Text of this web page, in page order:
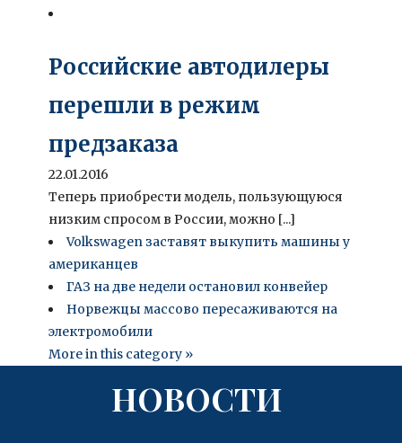
Российские автодилеры
перешли в режим
предзаказа
22.01.2016
Теперь приобрести модель, пользующуюся
низким спросом в России, можно [...]
Volkswagen заставят выкупить машины у
американцев
ГАЗ на две недели остановил конвейер
Норвежцы массово пересаживаются на
электромобили
More in this category »
НОВОСТИ